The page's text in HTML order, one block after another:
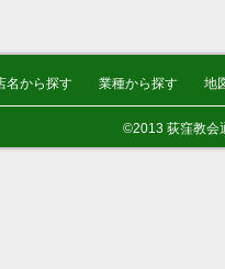
名から探す 業種から探す 地
©2013 荻窪教会